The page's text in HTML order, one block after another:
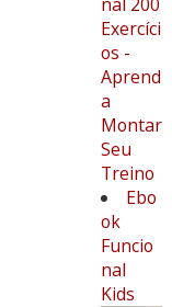
Exercíci
os -
Aprend
a
Montar
Seu
Treino
Ebo
ok
Funcio
nal
Kids